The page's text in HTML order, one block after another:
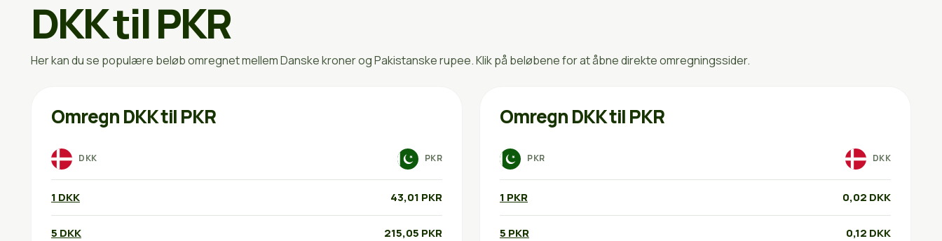
DKK til PKR
Her kan du se populære beløb omregnet mellem Danske kroner og Pakistanske rupee. Klik på beløbene for at åbne direkte omregningssider.
Omregn DKK til PKR
DKK PKR
1 DKK 43,01 PKR
5 DKK 215,05 PKR
Omregn DKK til PKR
PKR DKK
1 PKR 0,02 DKK
5 PKR 0,12 DKK